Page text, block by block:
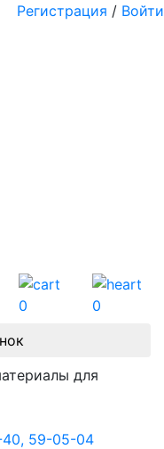
Регистрация / Войти
0
0
для
59-05-04